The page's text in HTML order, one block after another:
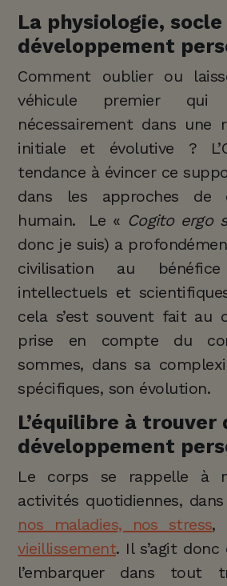
La physiologie, socle
développement
Comment oublier ou
véhicule premier qui
nécessairement dans une
initiale et évolutive ?
tendance à évincer ce
dans les approches de
humain. Le « Cogito ergo
donc je suis) a
civilisation au
intellectuels et
cela s’est souvent fait au
prise en compte du
sommes, dans sa
spécifiques, son évolution.
L’équilibre à trouver
développement
Le corps se rappelle à
activités quotidiennes,
nos maladies, nos stress,
vieillissement. Il s’agit
l’embarquer dans tout